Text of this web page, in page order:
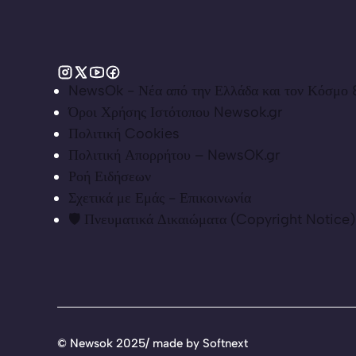
NewsOk - Νέα από την Ελλάδα και τον Κόσμο
Όροι Χρήσης Ιστότοπου Newsok.gr
Πολιτική Cookies
Πολιτική Απορρήτου – NewsOK.gr
Ροή Ειδήσεων
Σχετικά με Εμάς - Επικοινωνία
🛡️ Πνευματικά Δικαιώματα (Copyright Notice)
© Newsok 2025/ made by Softnext